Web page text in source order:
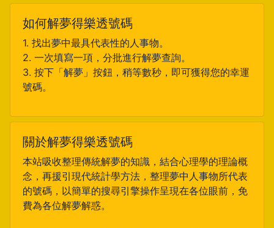
如何解夢得樂透號碼
1. 找出夢中最具代表性的人事物。
2. 一次填寫一項，分批進行解夢查詢。
3. 按下「解夢」按鈕，稍等數秒，即可獲得您的幸運
號碼。
關於解夢得樂透號碼
本站吸收整理傳統解夢的知識，結合心理學的理論概
念，再援引現代統計學方法，整理夢中人事物所代表
的號碼，以簡單的搜尋引擎操作呈現在各位眼前，免
費為各位解夢解惑。